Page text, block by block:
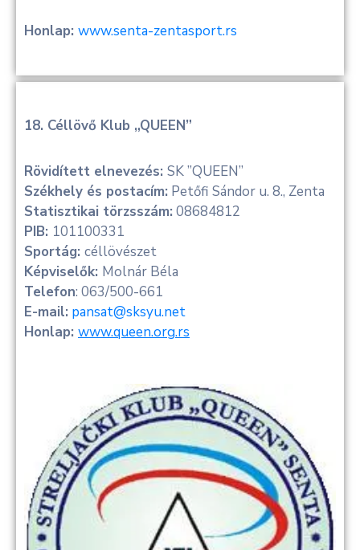
Honlap: www.senta-zentasport.rs
18. Céllövő Klub „QUEEN”
Rövidített elnevezés: SK ”QUEEN”
Székhely és postacím: Petőfi Sándor u. 8., Zenta
Statisztikai törzsszám: 08684812
PIB: 101100331
Sportág: céllövészet
Képviselők: Molnár Béla
Telefon: 063/500-661
E-mail: pansat@sksyu.net
Honlap: www.queen.org.rs